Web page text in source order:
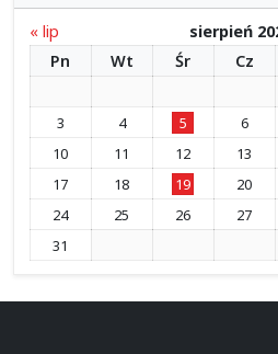
« lip sierpień
Pn
Wt Śr Cz
3
4 5 6
10
11 12 13
17
18 19 20
24
25 26 27
31